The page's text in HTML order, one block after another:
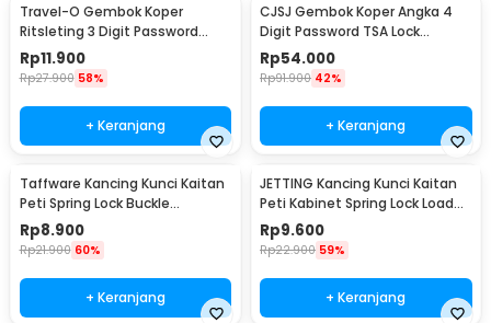
Travel-O Gembok Koper
Ritsleting 3 Digit Password
Suitcase Zipper Lock - NTA-320
Rp11.900
Rp27.900 58%
+ Keranjang
CJSJ Gembok Koper Angka 4
Digit Password TSA Lock
Suitcase Luggage - TSA309
Rp54.000
Rp91.900 42%
+ Keranjang
Taffware Kancing Kunci Kaitan
Peti Spring Lock Buckle
Stainless Steel - J108
Rp8.900
Rp21.900 60%
+ Keranjang
JETTING Kancing Kunci Kaitan
Peti Kabinet Spring Lock Loaded
Buckle - L104
Rp9.600
Rp22.900 59%
+ Keranjang